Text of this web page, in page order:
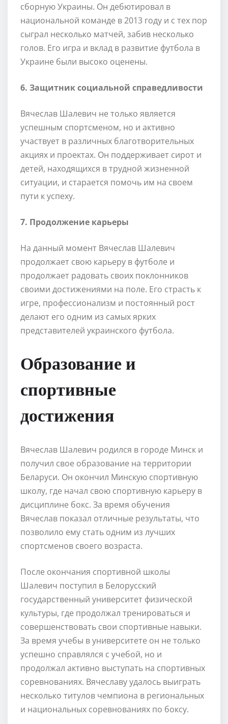
сборную Украины. Он дебютировал в
национальной команде в 2013 году и с тех пор
сыграл несколько матчей, забив несколько
голов. Его игра и вклад в развитие футбола в
Украине были высоко оценены.
6. Защитник социальной справедливости
Вячеслав Шалевич не только является
успешным спортсменом, но и активно
участвует в различных благотворительных
акциях и проектах. Он поддерживает сирот и
детей, находящихся в трудной жизненной
ситуации, и старается помочь им на своем
пути к успеху.
7. Продолжение карьеры
На данный момент Вячеслав Шалевич
продолжает свою карьеру в футболе и
продолжает радовать своих поклонников
своими достижениями на поле. Его страсть к
игре, профессионализм и постоянный рост
делают его одним из самых ярких
представителей украинского футбола.
Образование и
спортивные
достижения
Вячеслав Шалевич родился в городе Минск и
получил свое образование на территории
Беларуси. Он окончил Минскую спортивную
школу, где начал свою спортивную карьеру в
дисциплине бокс. За время обучения
Вячеслав показал отличные результаты, что
позволило ему стать одним из лучших
спортсменов своего возраста.
После окончания спортивной школы
Шалевич поступил в Белорусский
государственный университет физической
культуры, где продолжал тренироваться и
совершенствовать свои спортивные навыки.
За время учебы в университете он не только
успешно справлялся с учебой, но и
продолжал активно выступать на спортивных
соревнованиях. Вячеславу удалось выиграть
несколько титулов чемпиона в региональных
и национальных соревнованиях по боксу.